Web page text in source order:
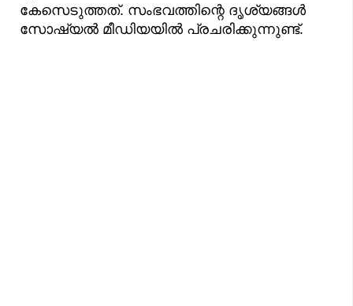
കേസെടുത്തത്. സംഭവത്തിന്റെ ദൃശ്യങ്ങൾ
സോഷ്യൽ മീഡിയയിൽ പ്രചരിക്കുന്നുണ്ട്.